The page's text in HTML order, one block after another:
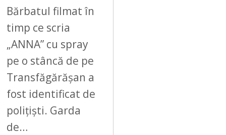
Bărbatul filmat în
timp ce scria
„ANNA” cu spray
pe o stâncă de pe
Transfăgărășan a
fost identificat de
polițiști. Garda
de…